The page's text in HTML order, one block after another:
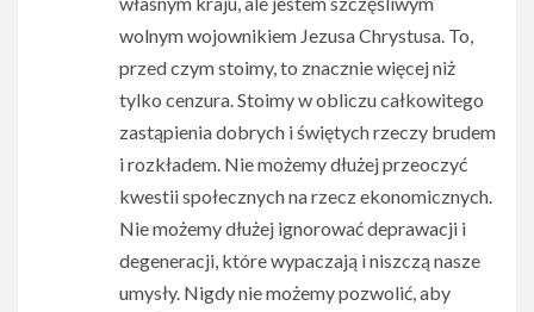
wolnym wojownikiem Jezusa Chrystusa. To,
przed czym stoimy, to znacznie więcej niż
tylko cenzura. Stoimy w obliczu całkowitego
zastąpienia dobrych i świętych rzeczy brudem
i rozkładem. Nie możemy dłużej przeoczyć
kwestii społecznych na rzecz ekonomicznych.
Nie możemy dłużej ignorować deprawacji i
degeneracji, które wypaczają i niszczą nasze
umysły. Nigdy nie możemy pozwolić, aby